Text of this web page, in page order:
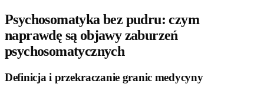
Psychosomatyka bez pudru: czym
naprawdę są objawy zaburzeń
psychosomatycznych
Definicja i przekraczanie granic medycyny